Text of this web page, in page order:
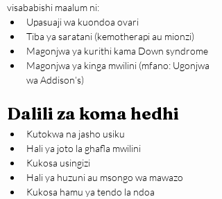
visababishi maalum ni:
Upasuaji wa kuondoa ovari
Tiba ya saratani (kemotherapi au mionzi)
Magonjwa ya kurithi kama Down syndrome
Magonjwa ya kinga mwilini (mfano: Ugonjwa
wa Addison’s)
Dalili za koma hedhi
Kutokwa na jasho usiku
Hali ya joto la ghafla mwilini
Kukosa usingizi
Hali ya huzuni au msongo wa mawazo
Kukosa hamu ya tendo la ndoa